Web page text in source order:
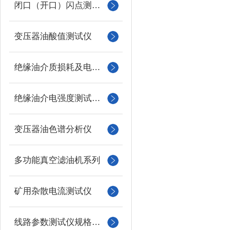
闭口（开口）闪点测定仪
变压器油酸值测试仪
绝缘油介质损耗及电阻率测试仪
绝缘油介电强度测试仪系列
变压器油色谱分析仪
多功能真空滤油机系列
矿用杂散电流测试仪
线路参数测试仪规格型号